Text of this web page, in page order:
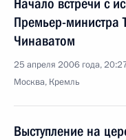
Начало встречи с
Премьер-министра
Чинаватом
25 апреля 2006 года,
Москва, Кремль
Выступление на